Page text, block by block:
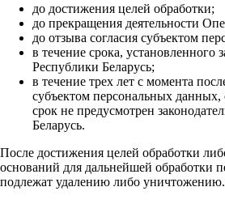
до достижения целей обработки;
до прекращения деятельности
до отзыва согласия субъектом
в течение срока, установленного
Республики Беларусь;
в течение трех лет с момента
субъектом персональных данных,
срок не предусмотрен
Беларусь.
После достижения целей обработки
оснований для дальнейшей обработки
подлежат удалению либо уничтожению.